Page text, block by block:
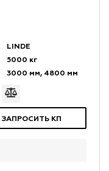
LINDE
5000 кг
3000 мм, 4800 мм
ЗАПРОСИТЬ КП